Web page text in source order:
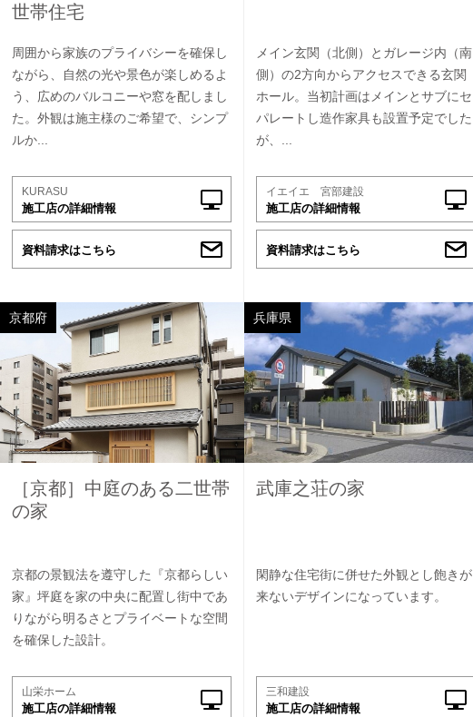
世帯住宅
周囲から家族のプライバシーを確保し
ながら、自然の光や景色が楽しめるよ
う、広めのバルコニーや窓を配しまし
た。外観は施主様のご希望で、シンプ
ルか...
KURASU
施工店の詳細情報
資料請求はこちら
メイン玄関（北側）とガレージ内（南
側）の2方向からアクセスできる玄関
ホール。当初計画はメインとサブにセ
パレートし造作家具も設置予定でした
が、...
イエイエ 宮部建設
施工店の詳細情報
資料請求はこちら
京都府
［京都］中庭のある二世帯
の家
京都の景観法を遵守した『京都らしい
家』坪庭を家の中央に配置し街中であ
りながら明るさとプライベートな空間
を確保した設計。
山栄ホーム
施工店の詳細情報
兵庫県
武庫之荘の家
閑静な住宅街に併せた外観とし飽きが
来ないデザインになっています。
三和建設
施工店の詳細情報